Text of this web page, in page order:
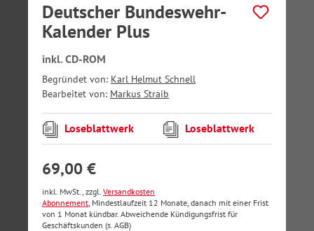
Deutscher Bundeswehr-
Kalender Plus
inkl. CD-ROM
Begründet von: Karl Helmut Schnell
Bearbeitet von: Markus Straib
Loseblattwerk Loseblattwerk
69,00 €
inkl. MwSt., zzgl. Versandkosten
Abonnement, Mindestlaufzeit 12 Monate, danach mit einer Frist
von 1 Monat kündbar. Abweichende Kündigungsfrist für
Geschäftskunden (s. AGB)